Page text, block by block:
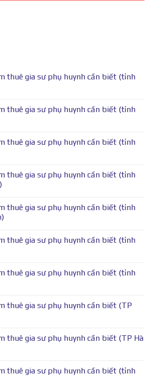
thuê gia sư phụ huynh cần biết (tỉnh
thuê gia sư phụ huynh cần biết (tỉnh
thuê gia sư phụ huynh cần biết (tỉnh
thuê gia sư phụ huynh cần biết (tỉnh
thuê gia sư phụ huynh cần biết (tỉnh
thuê gia sư phụ huynh cần biết (tỉnh
thuê gia sư phụ huynh cần biết (tỉnh
thuê gia sư phụ huynh cần biết (TP
thuê gia sư phụ huynh cần biết (TP Hà
thuê gia sư phụ huynh cần biết (tỉnh